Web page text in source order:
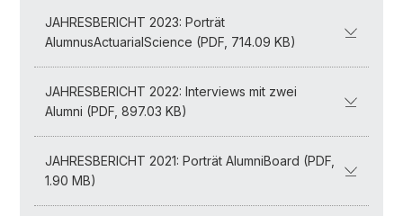
JAHRESBERICHT 2023: Porträt
AlumnusActuarialScience (PDF, 714.09 KB)
JAHRESBERICHT 2022: Interviews mit zwei
Alumni (PDF, 897.03 KB)
JAHRESBERICHT 2021: Porträt AlumniBoard (PDF,
1.90 MB)